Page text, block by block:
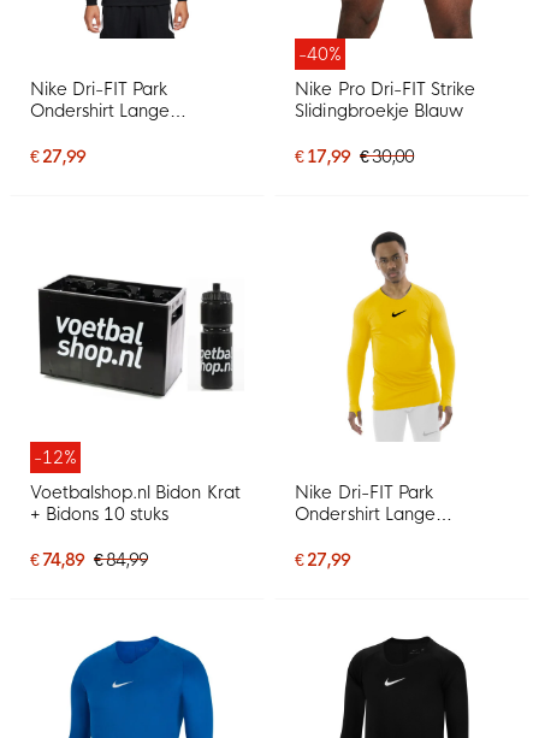
Nike Dri-FIT Park
Ondershirt Lange
€ 27,99
-40%
Nike Pro Dri-FIT Strike
Slidingbroekje Blauw
€ 17,99 € 30,00
-12%
Voetbalshop.nl Bidon Krat
+ Bidons 10 stuks
€ 74,89 € 84,99
Nike Dri-FIT Park
Ondershirt Lange
€ 27,99